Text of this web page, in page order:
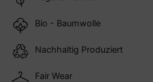
Bio - Baumwolle
Nachhaltig Produziert
Fair Wear